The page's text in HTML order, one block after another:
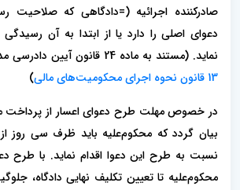
صادرکننده اجرائیه (=دادگاهی که صلاحیت
دعوای اصلی را دارد یا از ابتدا به آن
نماید. (مستند به ماده 24 قانون آیین دادرسی مدنی و هم‌چنین
13 قانون نحوه اجرای محکومیت‌های مالی
)
در خصوص مهلت طرح دعوای اعسار از پرداخت
بیان گردد که محکوم‌علیه باید ظرف سی روز از
نسبت به طرح این دعوا اقدام نماید. با طرح
محکوم‌علیه تا تعیین تکلیف نهایی دادگاه،